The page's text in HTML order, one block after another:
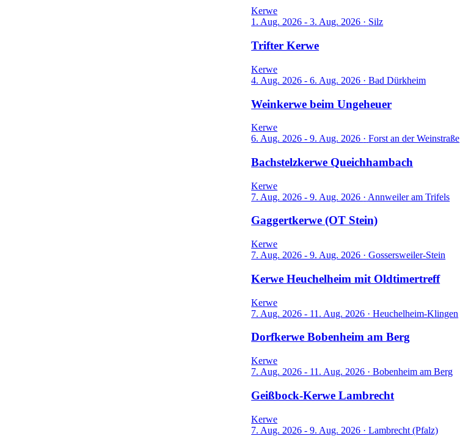
Kerwe
1. Aug. 2026 - 3. Aug. 2026 · Silz
Trifter Kerwe
Kerwe
4. Aug. 2026 - 6. Aug. 2026 · Bad Dürkheim
Weinkerwe beim Ungeheuer
Kerwe
6. Aug. 2026 - 9. Aug. 2026 · Forst an der Weinstraße
Bachstelzkerwe Queichhambach
Kerwe
7. Aug. 2026 - 9. Aug. 2026 · Annweiler am Trifels
Gaggertkerwe (OT Stein)
Kerwe
7. Aug. 2026 - 9. Aug. 2026 · Gossersweiler-Stein
Kerwe Heuchelheim mit Oldtimertreff
Kerwe
7. Aug. 2026 - 11. Aug. 2026 · Heuchelheim-Klingen
Dorfkerwe Bobenheim am Berg
Kerwe
7. Aug. 2026 - 11. Aug. 2026 · Bobenheim am Berg
Geißbock-Kerwe Lambrecht
Kerwe
7. Aug. 2026 - 9. Aug. 2026 · Lambrecht (Pfalz)